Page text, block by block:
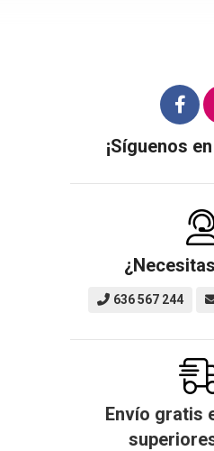
¡Síguenos
636 567 244
Envío gratis